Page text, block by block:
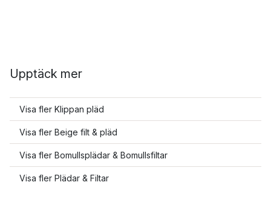
Upptäck mer
Visa fler Klippan pläd
Visa fler Beige filt & pläd
Visa fler Bomullsplädar & Bomullsfiltar
Visa fler Plädar & Filtar